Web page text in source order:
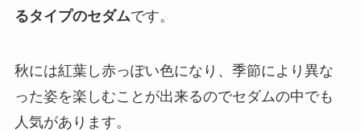
るタイプのセダムです。
秋には紅葉し赤っぽい色になり、季節により異な
った姿を楽しむことが出来るのでセダムの中でも
人気があります。